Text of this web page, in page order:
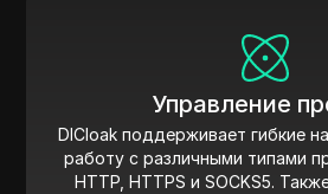
Управление
DICloak поддерживает гибкие
работу с различными типами
HTTP, HTTPS и SOCKS5.